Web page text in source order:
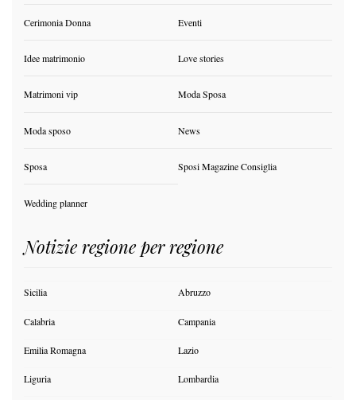
Cerimonia Donna Eventi
Idee matrimonio Love stories
Matrimoni vip Moda Sposa
Moda sposo News
Sposa Sposi Magazine Consiglia
Wedding planner
Notizie regione per regione
Sicilia Abruzzo
Calabria Campania
Emilia Romagna Lazio
Liguria Lombardia